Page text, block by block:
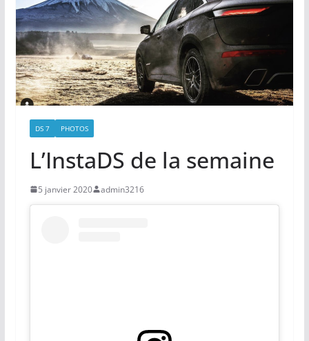
DS 7 PHOTOS
L’InstaDS de la semaine
5 janvier 2020 admin3216